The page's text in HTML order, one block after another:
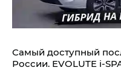
Самый доступный
России. EVOLUTE